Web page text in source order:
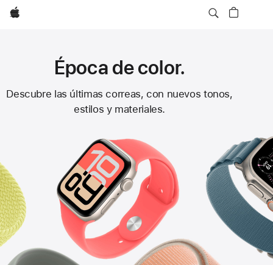
Apple
Correas
el
Apple Watch
Época de color.
Descubre las últimas correas, con nuevos tonos,
estilos y materiales.